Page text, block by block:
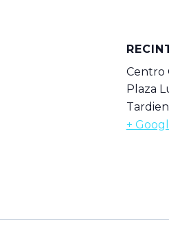
Centro
Plaza
+